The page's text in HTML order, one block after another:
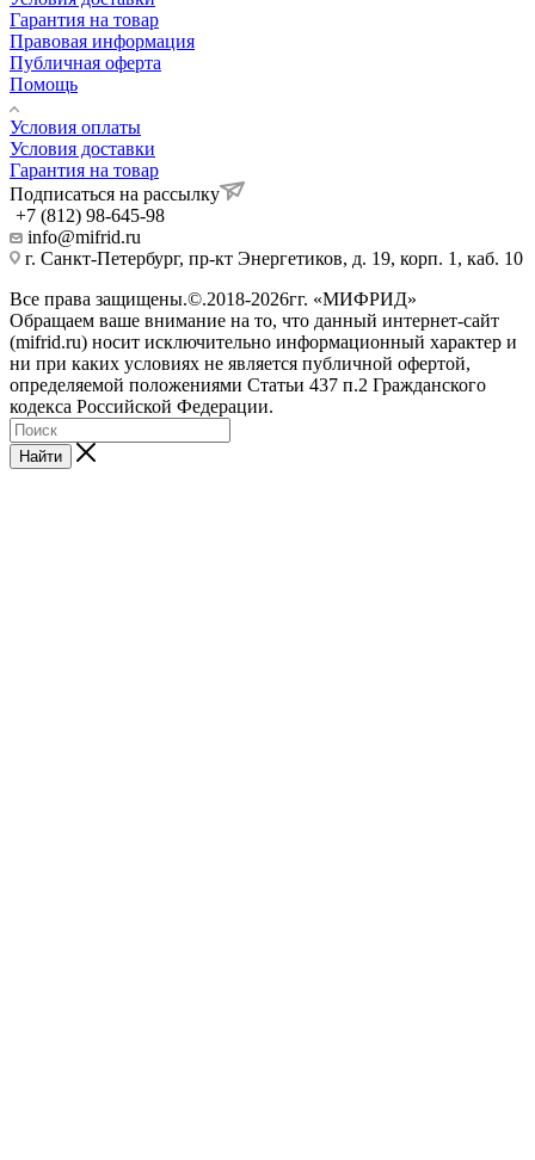
Гарантия на товар
Правовая информация
Публичная оферта
Помощь
Условия оплаты
Условия доставки
Гарантия на товар
Подписаться на рассылку
+7 (812) 98-645-98
info@mifrid.ru
г. Санкт-Петербург, пр-кт Энергетиков, д. 19, корп. 1, каб. 10
Все права защищены.©.2018-2026гг. «МИФРИД»
Обращаем ваше внимание на то, что данный интернет-сайт
(mifrid.ru) носит исключительно информационный характер и
ни при каких условиях не является публичной офертой,
определяемой положениями Статьи 437 п.2 Гражданского
кодекса Российской Федерации.
Найти